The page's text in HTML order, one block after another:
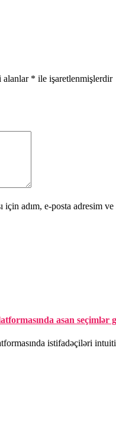
alanlar * ile işaretlenmişlerdir
adım, e-posta adresim
asan seçimlər
istifadəçiləri